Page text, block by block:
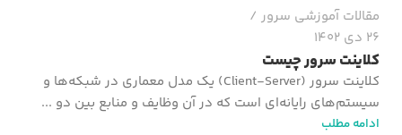
مقالات آموزشی سرور
26 دی 1402
کلاینت سرور چیست
کلاینت سرور (Client-Server) یک مدل معماری در شبکه‌ها و
سیستم‌های رایانه‌ای است که در آن وظایف و منابع بین دو ...
ادامه مطلب